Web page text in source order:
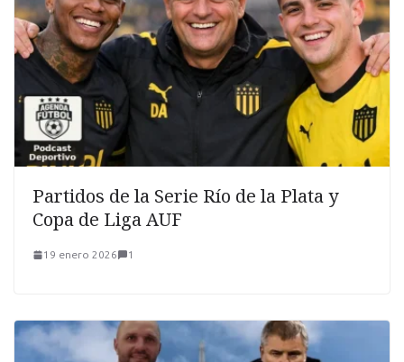
Partidos de la Serie Río de la Plata y
Copa de Liga AUF
19 enero 2026 1